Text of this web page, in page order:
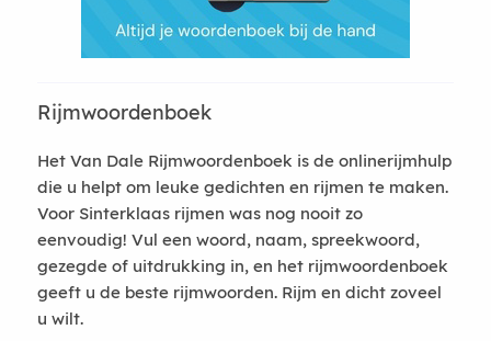
Rijmwoordenboek
Het Van Dale Rijmwoordenboek is de onlinerijmhulp
die u helpt om leuke gedichten en rijmen te maken.
Voor Sinterklaas rijmen was nog nooit zo
eenvoudig! Vul een woord, naam, spreekwoord,
gezegde of uitdrukking in, en het rijmwoordenboek
geeft u de beste rijmwoorden. Rijm en dicht zoveel
u wilt.